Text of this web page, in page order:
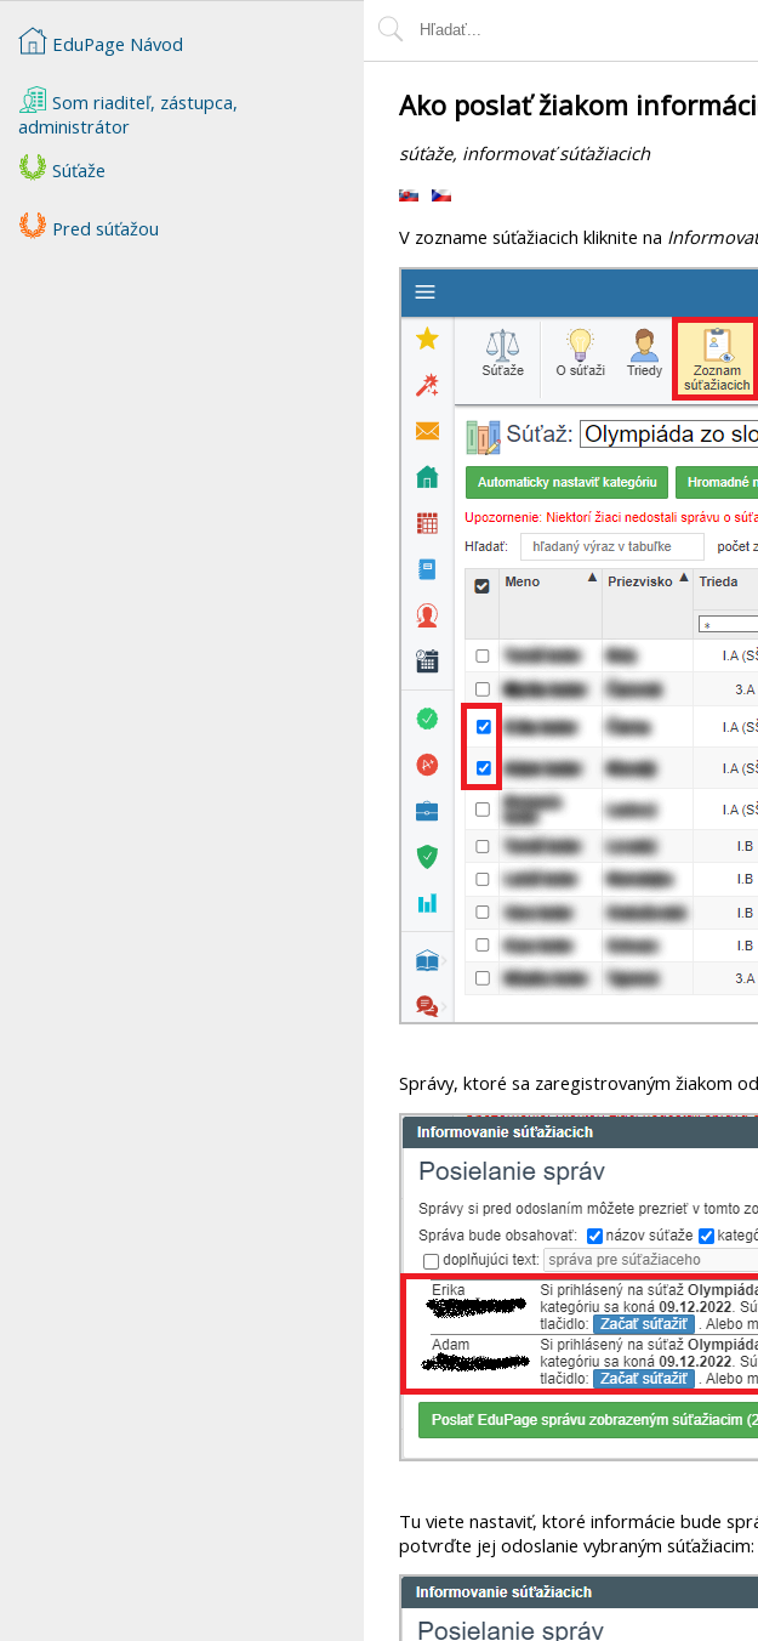
Ako poslať žiakom
súťaže, informovať súťažiacich
V zozname súťažiacich kliknite na
Správy, ktoré sa zaregistrovaným žiakom
Tu viete nastaviť, ktoré informácie bude
potvrďte jej odoslanie vybraným súťažiacim:
EduPage Návod
Som riaditeľ, zástupca,
administrátor
Súťaže
Pred súťažou